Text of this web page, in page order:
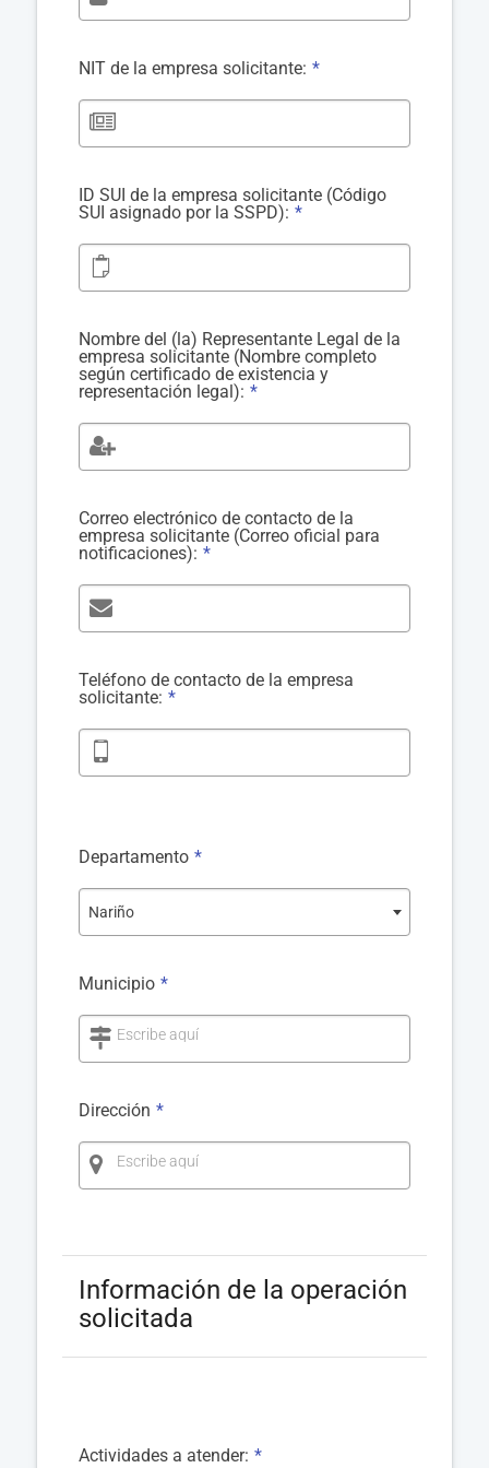
NIT de la empresa solicitante: *
ID SUI de la empresa solicitante (Código
SUI asignado por la SSPD): *
Nombre del (la) Representante Legal de la
empresa solicitante (Nombre completo
según certificado de existencia y
representación legal): *
Correo electrónico de contacto de la
empresa solicitante (Correo oficial para
notificaciones): *
Teléfono de contacto de la empresa
solicitante: *
Departamento *
Nariño
Municipio *
Escribe aquí
Dirección *
Escribe aquí
Información de la operación
solicitada
Actividades a atender: *